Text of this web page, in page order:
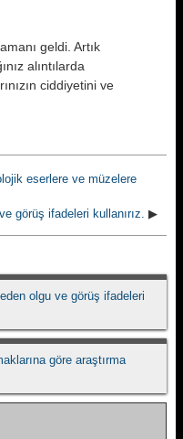
geldi. Artık
alıntılarda
ciddiyetini ve
eserlere ve müzelere
görüş ifadeleri kullanırız. ▶
olgu ve görüş ifadeleri
göre araştırma